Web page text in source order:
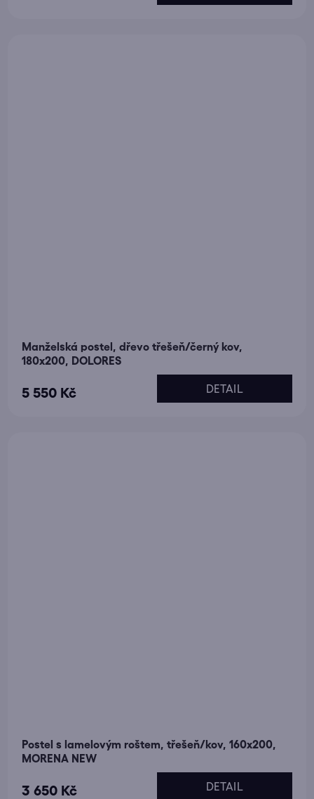
Manželská postel, dřevo třešeň/černý kov,
180x200, DOLORES
5 550 Kč DETAIL
Postel s lamelovým roštem, třešeň/kov, 160x200,
MORENA NEW
3 650 Kč DETAIL